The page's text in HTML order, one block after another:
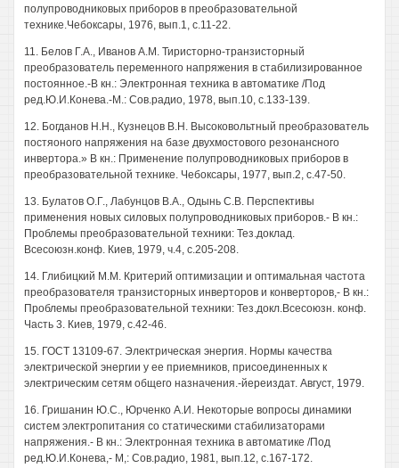
полупроводниковых приборов в преобразовательной
технике.Чебоксары, 1976, вып.1, с.11-22.
11. Белов Г.А., Иванов A.M. Тиристорно-транзисторный
преобразователь переменного напряжения в стабилизированное
постоянное.-В кн.: Электронная техника в автоматике /Под
ред.Ю.И.Конева.-М.: Сов.радио, 1978, вып.10, с.133-139.
12. Богданов Н.Н., Кузнецов В.Н. Высоковольтный преобразователь
постяоного напряжения на базе двухмостового резонансного
инвертора.» В кн.: Применение полупроводниковых приборов в
преобразовательной технике. Чебоксары, 1977, вып.2, с.47-50.
13. Булатов О.Г., Лабунцов В.А., Одынь C.B. Перспективы
применения новых силовых полупроводниковых приборов.- В кн.:
Проблемы преобразовательной техники: Тез.доклад.
Всесоюзн.конф. Киев, 1979, ч.4, с.205-208.
14. Глибицкий М.М. Критерий оптимизации и оптимальная частота
преобразователя транзисторных инверторов и конверторов,- В кн.:
Проблемы преобразовательной техники: Тез.докл.Всесоюзн. конф.
Часть 3. Киев, 1979, с.42-46.
15. ГОСТ 13109-67. Электрическая энергия. Нормы качества
электрической энергии у ее приемников, присоединенных к
электрическим сетям общего назначения.-йереиздат. Август, 1979.
16. Гришанин Ю.С., Юрченко А.И. Некоторые вопросы динамики
систем электропитания со статическими стабилизаторами
напряжения.- В кн.: Электронная техника в автоматике /Под
ред.Ю.И.Конева,- М,: Сов.радио, 1981, вып.12, с.167-172.